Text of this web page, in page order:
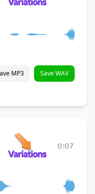
MP3 Save WAV
0:07